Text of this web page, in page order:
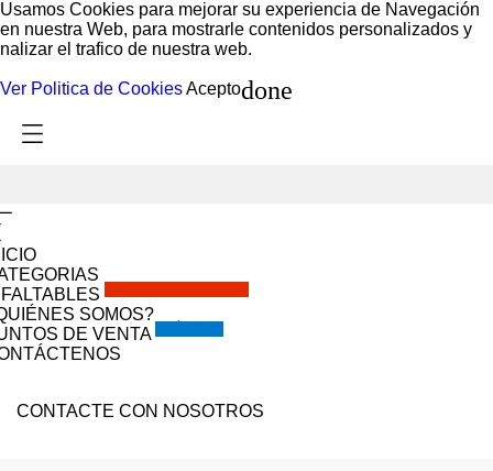
Usamos Cookies para mejorar su experiencia de Navegación
en nuestra Web, para mostrarle contenidos personalizados y
nalizar el trafico de nuestra web.
Ver Politica de CookiesAceptodone
SOMOS?
DE VENTA
CONTACTE CON NOSOTROS